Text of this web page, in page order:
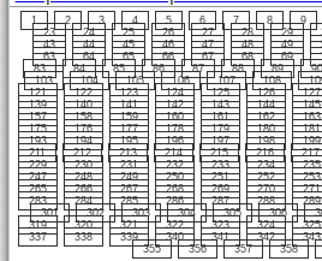
1 2 3 4 5 6 7 8 9
23
24 25 26 27 28 29
43
44 45 46 47 48 49
63
64 65 66 67 68 69
83
84 85 86 87 88 89 90
103
104 105 106 107 108
121
122 123 124 125 126 127
139
140 141 142 143 144 145
157
158 159 160 161 162 163
175
176 177 178 179 180 181
193
194 195 196 197 198 199
211
212 213 214 215 216 217
229
230 231 232 233 234 235
247
248 249 250 251 252 253
265
266 267 268 269 270 271
283
284 285 286 287 288 289
301
302 303 304 305 306
319
320 321 322 323 324 325
337
338 339 340 341 342 343
355
356 357 358